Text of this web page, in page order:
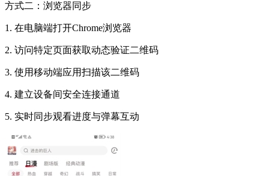
方式二：浏览器同步
1. 在电脑端打开Chrome浏览器
2. 访问特定页面获取动态验证二维码
3. 使用移动端应用扫描该二维码
4. 建立设备间安全连接通道
5. 实时同步观看进度与弹幕互动